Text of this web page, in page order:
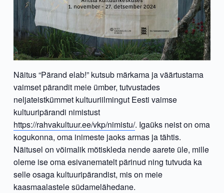
Näitus “Pärand elab!” kutsub märkama ja väärtustama
vaimset pärandit meie ümber, tutvustades
neljateistkümmet kultuuriilmingut Eesti vaimse
kultuuripärandi nimistust
https://rahvakultuur.ee/vkp/nimistu/. Igaüks neist on oma
kogukonna, oma inimeste jaoks armas ja tähtis.
Näitusel on võimalik mõtiskleda nende aarete üle, mille
oleme ise oma esivanematelt pärinud ning tutvuda ka
selle osaga kultuuripärandist, mis on meie
kaasmaalastele südamelähedane.